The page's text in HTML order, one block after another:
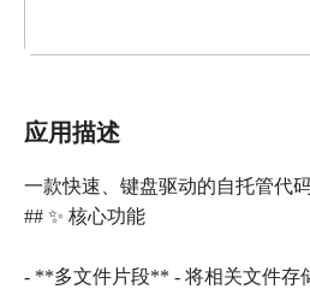
应用描述
一款快速、键盘驱动的自托管代
## ✨ 核心功能
- **多文件片段** - 将相关文件存